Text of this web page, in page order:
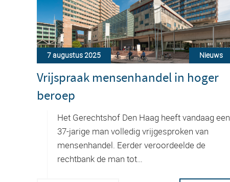
7 augustus 2025 Nieuws
Vrijspraak mensenhandel in hoger
beroep
Het Gerechtshof Den Haag heeft vandaag een
37-jarige man volledig vrijgesproken van
mensenhandel. Eerder veroordeelde de
rechtbank de man tot…